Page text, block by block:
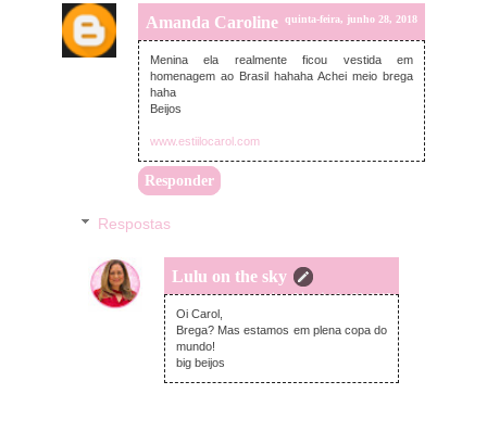
Amanda Caroline quinta-feira, junho 28, 2018
Menina ela realmente ficou vestida em
homenagem ao Brasil hahaha Achei meio brega
haha
Beijos
www.estiilocarol.com
Responder
Respostas
Lulu on the sky
quinta-feira, junho 28, 2018
Oi Carol,
Brega? Mas estamos em plena copa do
mundo!
big beijos